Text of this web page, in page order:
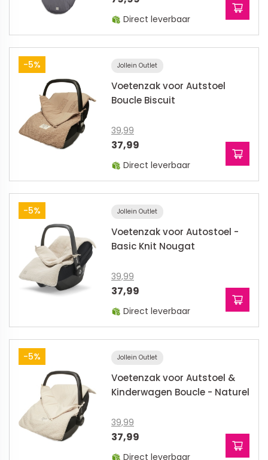
Direct leverbaar
-5% Jollein Outlet
Voetenzak voor Autstoel
Boucle Biscuit
39,99
37,99
Direct leverbaar
-5% Jollein Outlet
Voetenzak voor Autostoel -
Basic Knit Nougat
39,99
37,99
Direct leverbaar
-5% Jollein Outlet
Voetenzak voor Autstoel &
Kinderwagen Boucle - Naturel
39,99
37,99
Direct leverbaar